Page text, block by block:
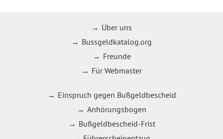
Über uns
Bussgeldkatalog.org
Freunde
Für Webmaster
Einspruch gegen Bußgeldbescheid
Anhörungsbogen
Bußgeldbescheid-Frist